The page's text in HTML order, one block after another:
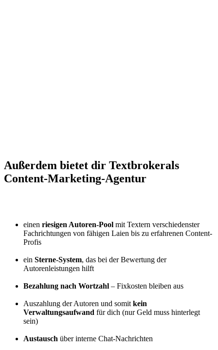
Außerdem bietet dir Textbrokerals
Content-Marketing-Agentur
einen riesigen Autoren-Pool mit Textern verschiedenster
Fachrichtungen von fähigen Laien bis zu erfahrenen Content-
Profis
ein Sterne-System, das bei der Bewertung der
Autorenleistungen hilft
Bezahlung nach Wortzahl – Fixkosten bleiben aus
Auszahlung der Autoren und somit kein
Verwaltungsaufwand für dich (nur Geld muss hinterlegt
sein)
Austausch über interne Chat-Nachrichten